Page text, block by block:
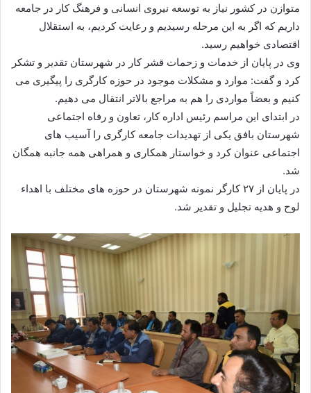
متوازن در کشور نیاز به توسعه نیروی انسانی و فرهنگ کار در جامعه
داریم که اگر به این مرحله رسیدیم و رعایت کردیم، به استقلال
اقتصادی خواهیم رسید.
وی در پایان از خدمات و زحمات قشر کار در شهرستان تقدیر و تشکر
کرد و گفت: موارد و مشکلات موجود در حوزه کارگری را پیگیری می
کنیم و بعضاً مواردی را هم به مراجع بالاتر انتقال می دهیم.
در ابتدای این مراسم رئیس اداره کار، تعاون و رفاه اجتماعی
شهرستان بافق یکی از تهدیدات جامعه کارگری را آسیب های
اجتماعی عنوان کرد و خواستار همکاری و همراهی همه جانبه همگان
شد.
در پایان از ۲۷ کارگر نمونه شهرستان در حوزه های مختلف با اهداء
لوح و هدیه تجلیل و تقدیر شد.